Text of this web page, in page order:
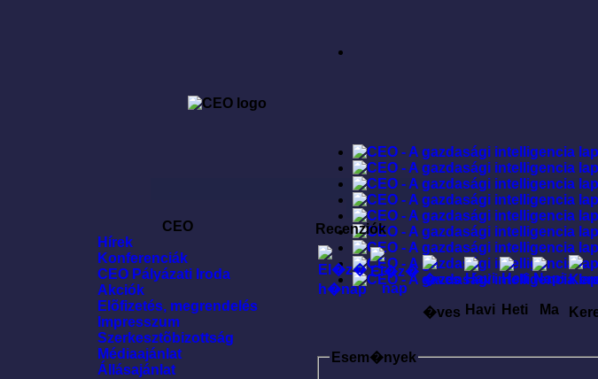
CEO
Hírek
Konferenciák
CEO Pályázati Iroda
Akciók
Elõfizetés, megrendelés
Impresszum
Szerkesztõbizottság
Médiaajánlat
Állásajánlat
Recenziók
�ves Havi Heti Ma
Esem�nyek